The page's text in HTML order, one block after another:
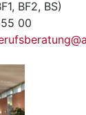
BF2, BS)
00